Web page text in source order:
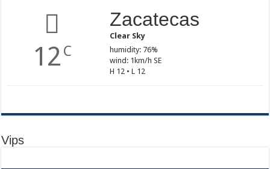
12 C
Zacatecas
Clear Sky
humidity: 76%
wind: 1km/h SE
H 12 • L 12
Vips